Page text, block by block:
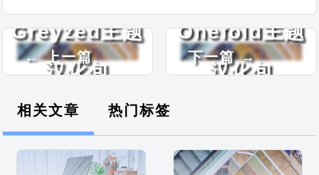
← 上一篇
Greyzed主题
汉化包
下一篇 →
Onefold主题
汉化包
相关文章 热门标签